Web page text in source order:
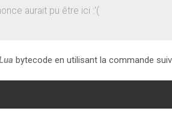
aurait pu être ici :'(
bytecode en utilisant la commande